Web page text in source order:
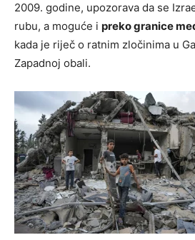
2009. godine, upozorava da se
rubu, a moguće i preko granice
kada je riječ o ratnim zločinima u
Zapadnoj obali.